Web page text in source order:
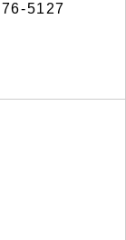
5127